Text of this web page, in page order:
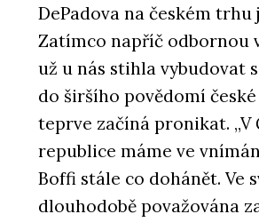
DePadova na českém
Zatímco napříč odbornou
už u nás stihla vybudovat
do širšího povědomí
teprve začíná pronikat. „V
republice máme ve
Boffi stále co dohánět. Ve
dlouhodobě považována